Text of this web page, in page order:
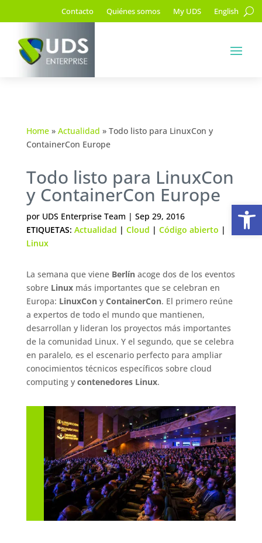
Contacto Quiénes somos My UDS English
Home» Actualidad » Todo listo para LinuxCon y
ContainerCon Europe
Todo listo para LinuxCon
y ContainerCon Europe
por UDS Enterprise Team | Sep 29, 2016
ETIQUETAS: Actualidad | Cloud | Código abierto |
Linux
La semana que viene Berlínacoge dos de los eventos
sobre Linuxmás importantes que se celebran en
Europa: LinuxCony ContainerCon. El primero reúne
a expertos de todo el mundo que mantienen,
desarrollan y lideran los proyectos más importantes
de la comunidad Linux. Y el segundo, que se celebra
en paralelo, es el escenario perfecto para ampliar
conocimientos técnicos específicos sobre cloud
computing y contenedores Linux.